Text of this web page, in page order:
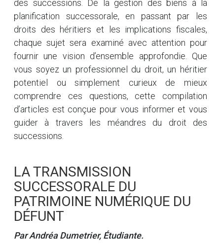
des successions. De la gestion des biens à la
planification successorale, en passant par les
droits des héritiers et les implications fiscales,
chaque sujet sera examiné avec attention pour
fournir une vision d’ensemble approfondie. Que
vous soyez un professionnel du droit, un héritier
potentiel ou simplement curieux de mieux
comprendre ces questions, cette compilation
d’articles est conçue pour vous informer et vous
guider à travers les méandres du droit des
successions.
LA TRANSMISSION
SUCCESSORALE DU
PATRIMOINE NUMÉRIQUE DU
DÉFUNT
Par Andréa Dumetrier, Étudiante.